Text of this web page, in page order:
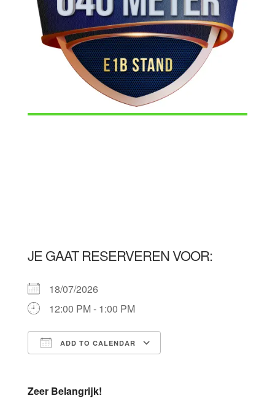
JE GAAT RESERVEREN VOOR:
18/07/2026
12:00 PM - 1:00 PM
ADD TO CALENDAR
Zeer Belangrijk!